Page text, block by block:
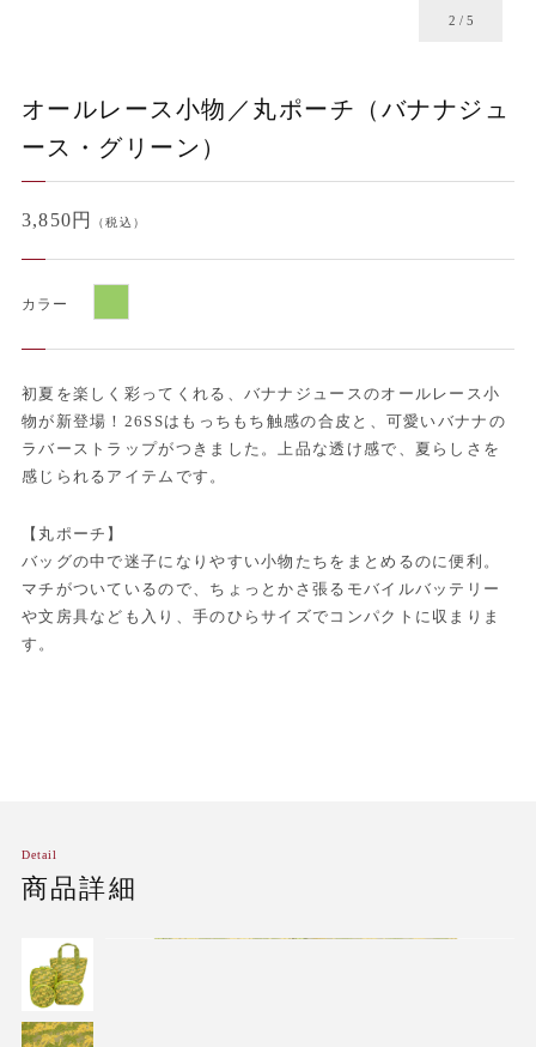
2 / 5
オールレース小物／丸ポーチ（バナナジュ
ース・グリーン）
3,850円 （税込）
カラー
初夏を楽しく彩ってくれる、バナナジュースのオールレース小
物が新登場！26SSはもっちもち触感の合皮と、可愛いバナナの
ラバーストラップがつきました。上品な透け感で、夏らしさを
感じられるアイテムです。
【丸ポーチ】
バッグの中で迷子になりやすい小物たちをまとめるのに便利。
マチがついているので、ちょっとかさ張るモバイルバッテリー
や文房具なども入り、手のひらサイズでコンパクトに収まりま
す。
商品詳細
Detail